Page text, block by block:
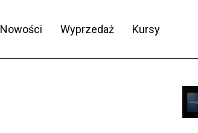
Nowości Wyprzedaż Kursy